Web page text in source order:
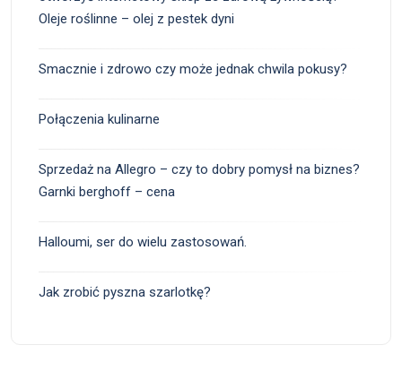
Oleje roślinne – olej z pestek dyni
Smacznie i zdrowo czy może jednak chwila pokusy?
Połączenia kulinarne
Sprzedaż na Allegro – czy to dobry pomysł na biznes?
Garnki berghoff – cena
Halloumi, ser do wielu zastosowań.
Jak zrobić pyszna szarlotkę?